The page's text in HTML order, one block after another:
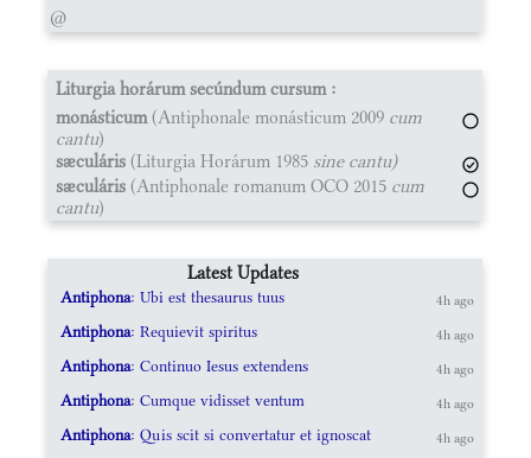
@
Liturgia horárum secúndum cursum :
monásticum(Antiphonale monásticum 2009 cum
cantu)
sæculáris (Liturgia Horárum 1985 sine cantu)
sæculáris (Antiphonale romanum OCO 2015 cum
cantu)
Latest Updates
Antiphona: Ubi est thesaurus tuus 4h ago
Antiphona: Requievit spiritus 4h ago
Antiphona: Continuo Iesus extendens 4h ago
Antiphona: Cumque vidisset ventum 4h ago
Antiphona: Quis scit si convertatur et ignoscat 4h ago